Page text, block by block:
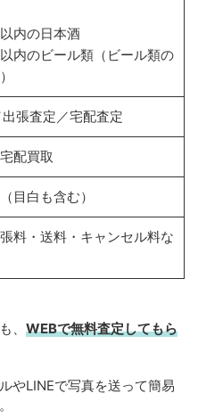
内の日本酒
内のビール類（ビール類の
張査定／宅配査定
配買取
目白も含む）
料・送料・キャンセル料な
、 WEBで無料査定してもら
やLINEで写真を送って簡易